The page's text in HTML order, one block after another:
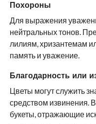
Похороны
Для выражения
нейтральных тонов.
лилиям, хризантемам
память и уважение.
Благодарность или
Цветы могут служить
средством извинения.
букеты, отражающие